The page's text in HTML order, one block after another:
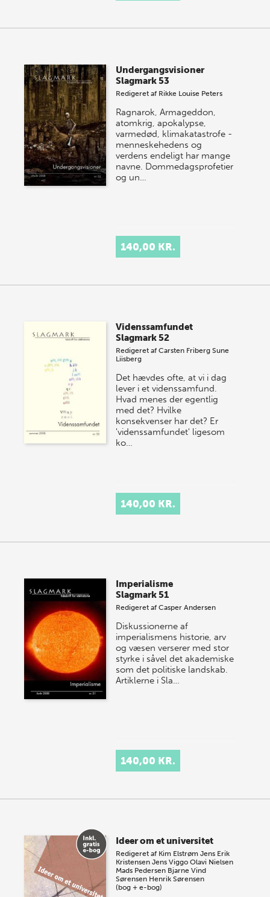
Undergangsvisioner
Slagmark 53
Redigeret af Rikke Louise Peters
Ragnarok, Armageddon,
atomkrig, apokalypse,
varmedød, klimakatastrofe -
menneskehedens og
verdens endeligt har mange
navne. Dommedagsprofetier
og un…
140,00 KR.
Videnssamfundet
Slagmark 52
Redigeret afCarsten Friberg Sune
Liisberg
Det hævdes ofte, at vi i dag
lever i et videnssamfund.
Hvad menes der egentlig
med det? Hvilke
konsekvenser har det? Er
'videnssamfundet' ligesom
ko…
140,00 KR.
Imperialisme
Slagmark 51
Redigeret afCasper Andersen
Diskussionerne af
imperialismens historie, arv
og væsen verserer med stor
styrke i såvel det akademiske
som det politiske landskab.
Artiklerne i Sla…
140,00 KR.
Ideer om et universitet
Redigeret af Kim Elstrøm Jens Erik
Kristensen Jens Viggo Olavi Nielsen
Mads Pedersen Bjarne Vind
Sørensen Henrik Sørensen
(bog + e-bog)